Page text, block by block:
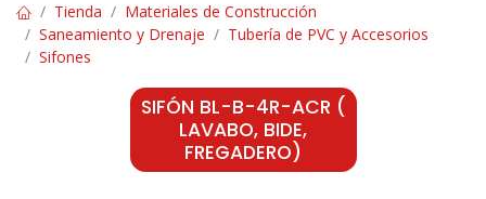
Tienda
Materiales de Construcción
Saneamiento y Drenaje
Tubería de PVC y Accesorios
Sifones
SIFÓN BL-B-4R-ACR (
LAVABO, BIDE,
FREGADERO)